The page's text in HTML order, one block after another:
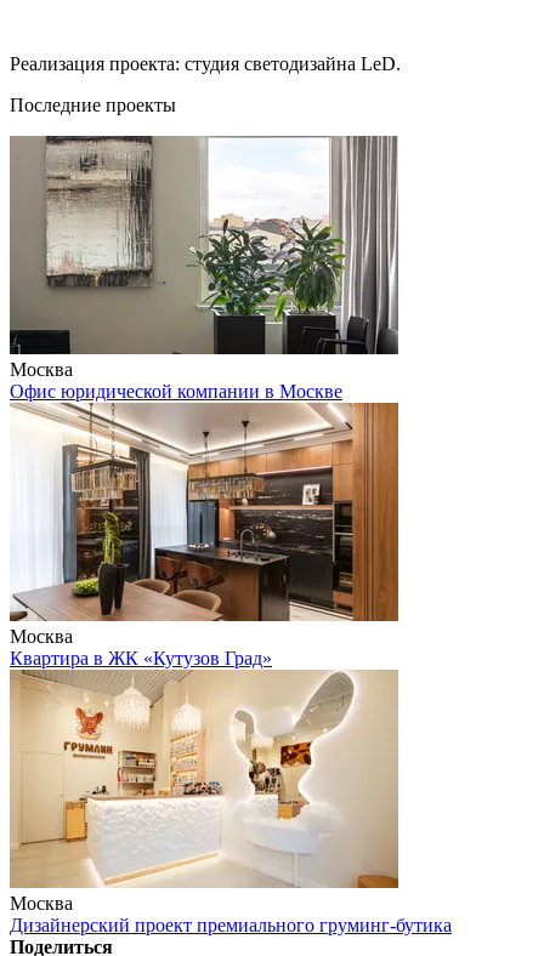
Реализация проекта: студия светодизайна LеD.
Последние проекты
Москва
Офис юридической компании в Москве
Москва
Квартира в ЖК «Кутузов Град»
Москва
Дизайнерский проект премиального груминг-бутика
Поделиться